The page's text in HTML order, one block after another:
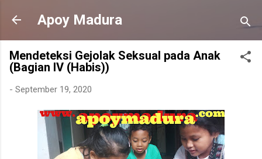
Langsung ke konten utama
Apoy Madura
Mendeteksi Gejolak Seksual pada Anak
(Bagian IV (Habis))
- September 19, 2020